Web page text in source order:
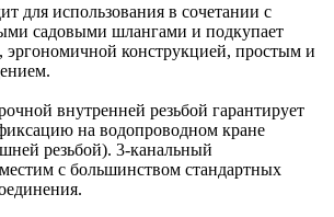
для использования в сочетании с
садовыми шлангами и подкупает
эргономичной конструкцией, простым и
внутренней резьбой гарантирует
на водопроводном кране
резьбой). 3-канальный
с большинством стандартных